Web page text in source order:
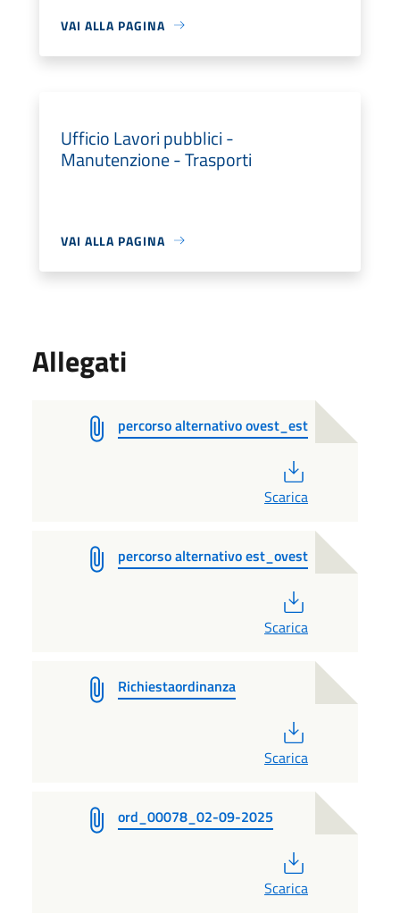
VAI ALLA PAGINA
Ufficio Lavori pubblici -
Manutenzione - Trasporti
VAI ALLA PAGINA
Allegati
percorso alternativo ovest_est
Scarica
percorso alternativo est_ovest
Scarica
Richiestaordinanza
Scarica
ord_00078_02-09-2025
Scarica